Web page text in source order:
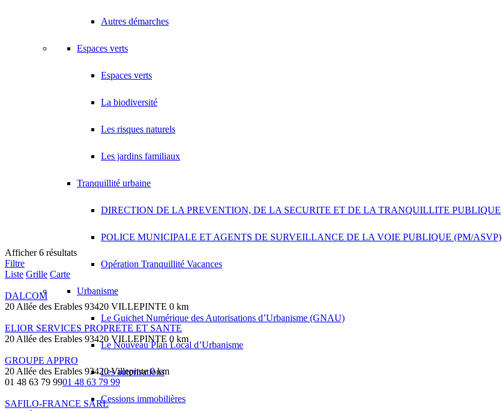
Autres démarches
Espaces verts
Espaces verts
La biodiversité
Les risques naturels
Les jardins familiaux
Tranquillité urbaine
DIRECTION DE LA PREVENTION, DE LA SECURITE ET DE LA TRANQUILLITE PUBLIQUE
POLICE MUNICIPALE ET AGENTS DE SURVEILLANCE DE LA VOIE PUBLIQUE (PM/ASVP)
Opération Tranquillité Vacances
Urbanisme
Le Guichet Numérique des Autorisations d’Urbanisme (GNAU)
Le Nouveau Plan Local d’Urbanisme
Les autorisations
Cessions immobilières
Afficher 6 résultats
Filtre
Liste Grille Carte
DALCOM
20 Allée des Erables 93420 VILLEPINTE 0 km
ELIOR SERVICES PROPRETE ET SANTE
20 Allée des Erables 93420 VILLEPINTE 0 km
GROUPE APPRO
20 Allée des Erables 93420 Villepinte 0 km
01 48 63 79 9901 48 63 79 99
SAFILO-FRANCE SARL